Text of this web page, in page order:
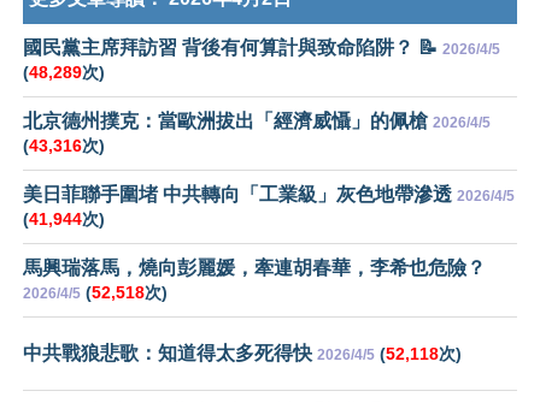
國民黨主席拜訪習 背後有何算計與致命陷阱？ 📝 2026/4/5
(48,289次)
北京德州撲克：當歐洲拔出「經濟威懾」的佩槍 2026/4/5
(43,316次)
美日菲聯手圍堵 中共轉向「工業級」灰色地帶滲透 2026/4/5
(41,944次)
馬興瑞落馬，燒向彭麗媛，牽連胡春華，李希也危險？
2026/4/5 (52,518次)
中共戰狼悲歌：知道得太多死得快 2026/4/5 (52,118次)